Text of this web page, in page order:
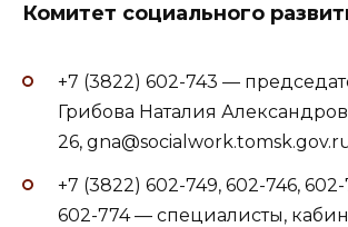
Комитет социального
+7 (3822) 602-743 —
Грибова Наталия
26,
+7 (3822) 602-749, 602-746,
602-774 — специалисты,